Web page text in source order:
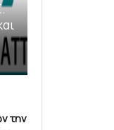
την